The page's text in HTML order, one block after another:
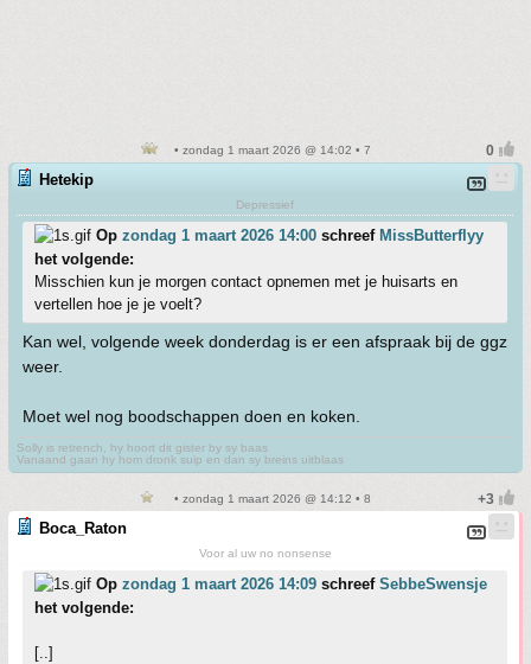
• zondag 1 maart 2026 @ 14:02 • 7
Hetekip
Depressief
Op zondag 1 maart 2026 14:00 schreef MissButterflyy
het volgende:
Misschien kun je morgen contact opnemen met je huisarts en
vertellen hoe je je voelt?
Kan wel, volgende week donderdag is er een afspraak bij de ggz
weer.
Moet wel nog boodschappen doen en koken.
Solly is retrench, hy hoort dit gister by sy baas
Vanaand gaan hy hom dronk suip en dan sy breins uitblaas
• zondag 1 maart 2026 @ 14:12 • 8
Boca_Raton
Voor al uw no nonsense
Op zondag 1 maart 2026 14:09 schreef SebbeSwensje
het volgende:
[..]